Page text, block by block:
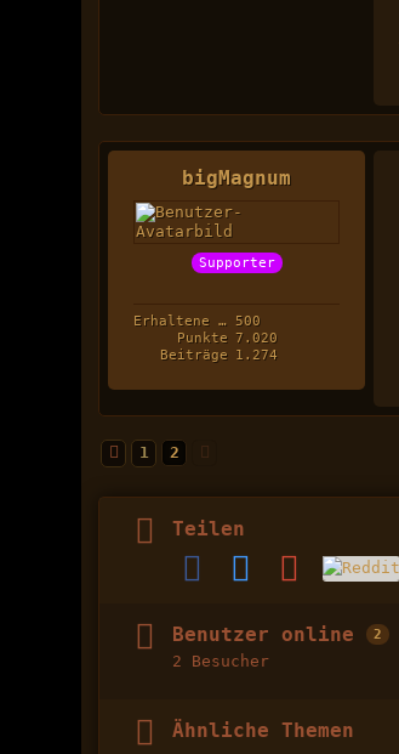
bigMagnum
Supporter
Erhaltene Likes 500
Punkte 7.020
Beiträge 1.274
1 2
Teilen
Benutzer online 2
2 Besucher
Ähnliche Themen